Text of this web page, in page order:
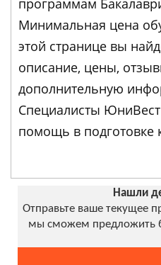
Минимальная цена
этой странице вы
описание, цены,
дополнительную
Специалисты
помощь в подготовке
Нашли
Отправьте ваше текущее
мы сможем предложить